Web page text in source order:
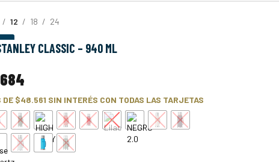
12 18 24
CLASSIC – 940 ML
DE $48.561 SIN INTERÉS CON TODAS LAS TARJETAS